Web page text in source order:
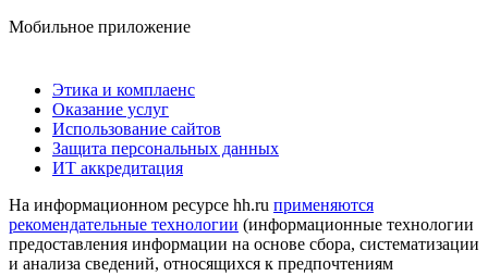
Мобильное приложение
Этика и комплаенс
Оказание услуг
Использование сайтов
Защита персональных данных
ИТ аккредитация
На информационном ресурсе hh.ru применяются
рекомендательные технологии (информационные технологии
предоставления информации на основе сбора, систематизации
и анализа сведений, относящихся к предпочтениям